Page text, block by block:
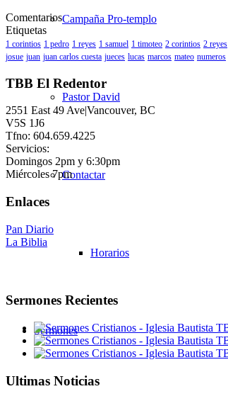
Campaña Pro-templo
Pastor David
Contactar
Horarios
Sermones
Comentarios
Etiquetas
1 corintios 1 pedro 1 reyes 1 samuel 1 timoteo 2 corintios 2 reyes
josue juan juan carlos cuesta jueces lucas marcos mateo numeros
TBB El Redentor
2551 East 49 Ave|Vancouver, BC
V5S 1J6
Tfno: 604.659.4225
Servicios:
Domingos 2pm y 6:30pm
Miércoles 7pm
Enlaces
Pan Diario
La Biblia
Sermones Recientes
Ultimas Noticias